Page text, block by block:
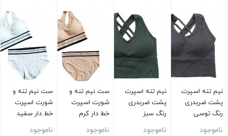
نیم تنه اسپرت
پشت ضربدری
رنگ توسی
ناموجود
نیم تنه اسپرت
پشت ضربدری
رنگ سبز
ناموجود
ست نیم تنه و
شورت اسپرت
خط دار کرم
ناموجود
ست نیم تنه و
شورت اسپرت
خط دار سفید
ناموجود